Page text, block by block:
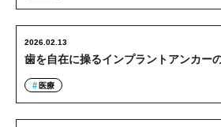
歯を自在に操るインプラントアンカー
2026.02.13
医療